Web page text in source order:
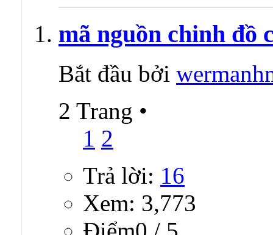
mã nguồn chinh đồ
Bắt đầu bởi
2 Trang •
1 2
Trả lời: 16
Xem: 3,773